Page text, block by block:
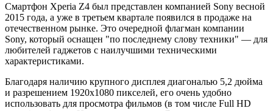
Смартфон Xperia Z4 был представлен компанией Sony весной
2015 года, а уже в третьем квартале появился в продаже на
отечественном рынке. Это очередной флагман компании
Sony, который оснащен "по последнему слову техники" — для
любителей гаджетов с наилучшими техническими
характеристиками.
Благодаря наличию крупного дисплея диагональю 5,2 дюйма
и разрешением 1920х1080 пикселей, его очень удобно
использовать для просмотра фильмов (в том числе Full HD